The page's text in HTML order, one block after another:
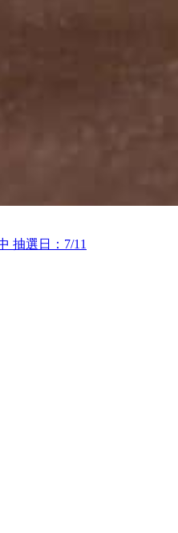
抽選日：7/11